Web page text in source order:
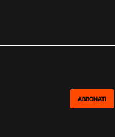
ABBONATI